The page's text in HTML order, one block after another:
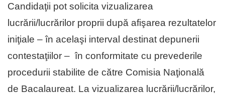
Candidaţii pot solicita vizualizarea
lucrării/lucrărilor proprii după afişarea rezultatelor
iniţiale – în acelaşi interval destinat depunerii
contestaţiilor – în conformitate cu prevederile
procedurii stabilite de către Comisia Naţională
de Bacalaureat. La vizualizarea lucrării/lucrărilor,